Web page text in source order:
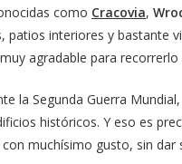
como Cracovia,
interiores y bastante
agradable para recorrerlo
la Segunda Guerra
históricos. Y eso es
muchísimo gusto, sin dar